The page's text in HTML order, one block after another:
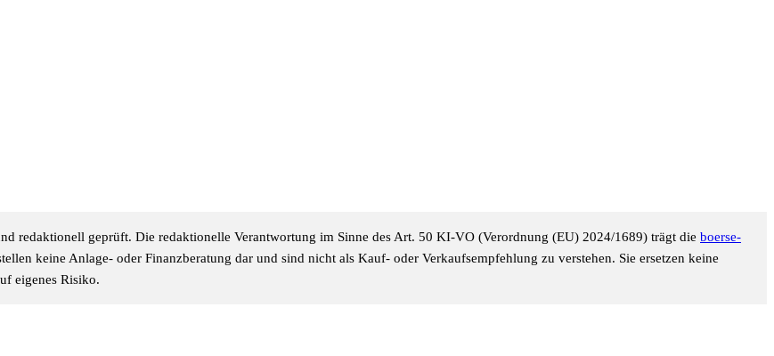
redaktionell geprüft. Die redaktionelle Verantwortung im Sinne des Art. 50 KI-VO (Verordnung (EU) 2024/1689) trägt die boerse-
keine Anlage- oder Finanzberatung dar und sind nicht als Kauf- oder Verkaufsempfehlung zu verstehen. Sie ersetzen keine
eigenes Risiko.